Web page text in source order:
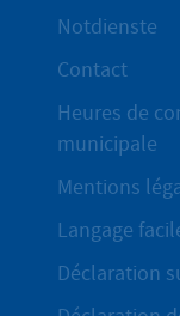
Notdienste
Contact
Heures de
municipale
Mentions
Langage
Déclaration